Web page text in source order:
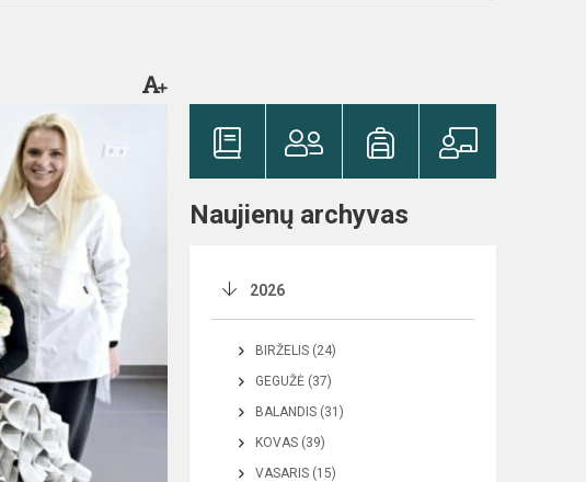
Naujienų archyvas
2026
BIRŽELIS (24)
GEGUŽĖ (37)
BALANDIS (31)
KOVAS (39)
VASARIS (15)